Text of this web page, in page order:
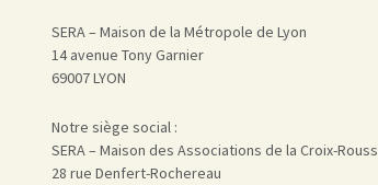
SERA – Maison de la Métropole de Lyon
14 avenue Tony Garnier
69007 LYON
Notre siège social :
SERA – Maison des Associations de la Croix-
28 rue Denfert-Rochereau